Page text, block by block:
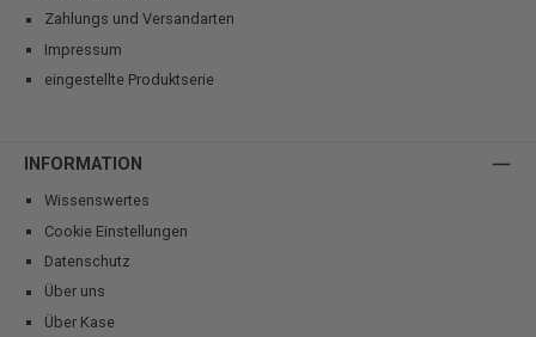
Zahlungs und Versandarten
Impressum
eingestellte Produktserie
INFORMATION
Wissenswertes
Cookie Einstellungen
Datenschutz
Über uns
Über Kase